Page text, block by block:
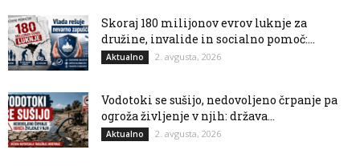
Skoraj 180 milijonov evrov luknje za
družine, invalide in socialno pomoč:...
Aktualno 2. avgusta, 2026
Vodotoki se sušijo, nedovoljeno črpanje pa
ogroža življenje v njih: država...
Aktualno 2. avgusta, 2026